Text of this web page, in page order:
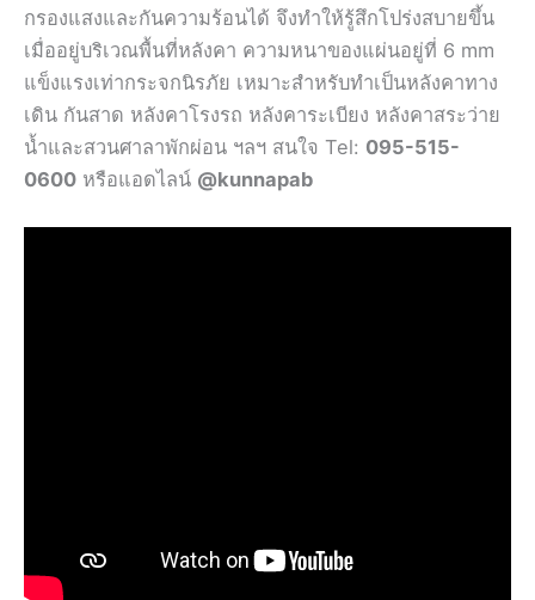
กรองแสงและกันความร้อนได้ จึงทำให้รู้สึกโปร่งสบายขึ้น
เมื่ออยู่บริเวณพื้นที่หลังคา ความหนาของแผ่นอยู่ที่ 6 mm
แข็งแรงเท่ากระจกนิรภัย เหมาะสำหรับทำเป็นหลังคาทาง
เดิน กันสาด หลังคาโรงรถ หลังคาระเบียง หลังคาสระว่าย
น้ำและสวนศาลาพักผ่อน ฯลฯ สนใจ Tel: 095-515-
0600 หรือแอดไลน์ @kunnapab